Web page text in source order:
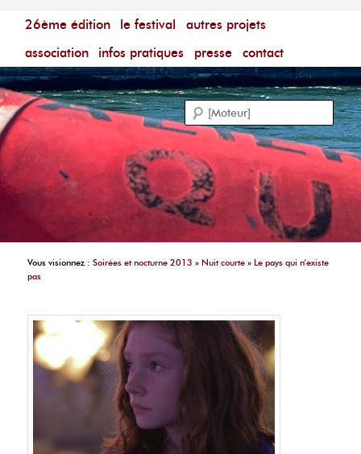
Menu principal
aller au contenu principal
aller au contenu secondaire
26ème édition le festival
autres projets
association
infos pratiques presse contact
Festival du Film Court Francophone – [Un poing c'est
Vous visionnez :Soirées et nocturne 2013 »Nuit courte »Le pays qui n’existe
pas